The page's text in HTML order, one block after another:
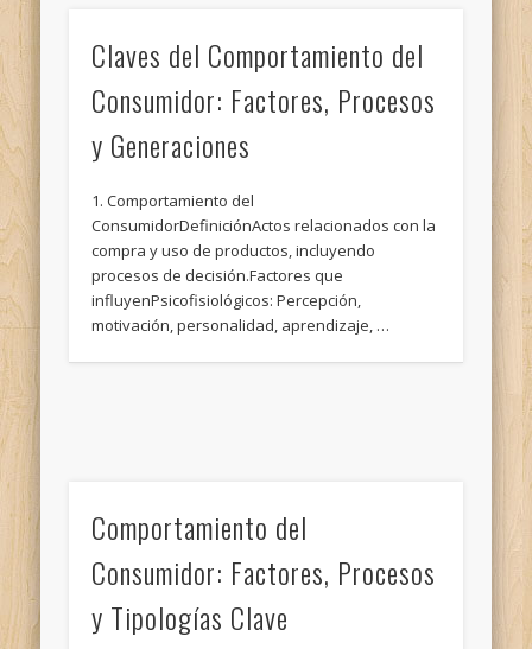
Claves del Comportamiento del
Consumidor: Factores, Procesos
y Generaciones
1. Comportamiento del
ConsumidorDefiniciónActos relacionados con la
compra y uso de productos, incluyendo
procesos de decisión.Factores que
influyenPsicofisiológicos: Percepción,
motivación, personalidad, aprendizaje, …
Comportamiento del
Consumidor: Factores, Procesos
y Tipologías Clave